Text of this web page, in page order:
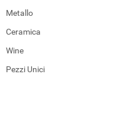
Metallo
Ceramica
Wine
Pezzi Unici